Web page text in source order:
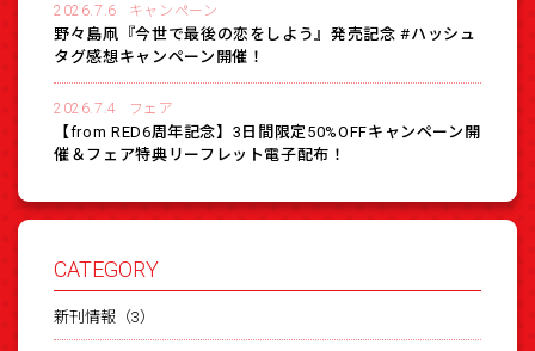
2026.7.6 キャンペーン
野々島凧『今世で最後の恋をしよう』発売記念 #ハッシュ
タグ感想キャンペーン開催！
2026.7.4 フェア
【from RED6周年記念】3日間限定50%OFFキャンペーン開
催＆フェア特典リーフレット電子配布！
CATEGORY
新刊情報（3）